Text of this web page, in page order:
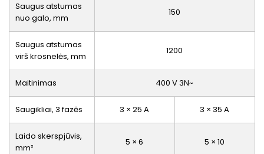
Saugus atstumas
nuo galo, mm
150
Saugus atstumas
virš krosnelės, mm
1200
Maitinimas 400 V 3N~
Saugikliai, 3 fazės 3 × 25 A 3 × 35 A
Laido skerspjūvis,
mm²
5 × 6 5 × 10